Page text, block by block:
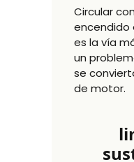
Circular
encendido
es la vía
un
se
de motor.